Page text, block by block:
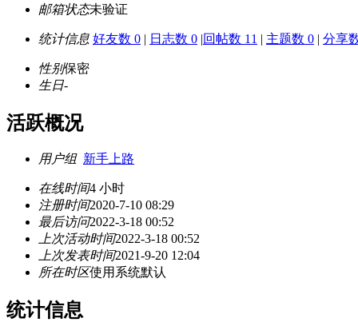
邮箱状态未验证
统计信息 好友数 0 | 日志数 0 |回帖数 11 | 主题数 0 | 分享
性别保密
生日-
活跃概况
用户组 新手上路
在线时间4 小时
注册时间2020-7-10 08:29
最后访问2022-3-18 00:52
上次活动时间2022-3-18 00:52
上次发表时间2021-9-20 12:04
所在时区使用系统默认
统计信息